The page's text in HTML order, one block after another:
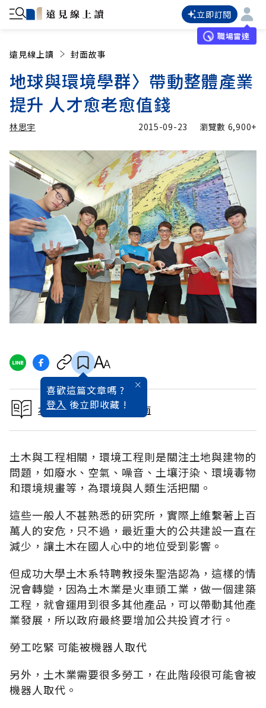
立即訂閱
職場雷達
遠見線上讀 封面故事
地球與環境學群〉帶動整體產業
提升 人才愈老愈值錢
林思宇
林思宇 加入追蹤
2015-09-23 瀏覽數 6,900+
喜歡這篇文章嗎 ?
登入 後立即收藏 !
本文出自2016研究所指南
土木與工程相關，環境工程則是關注土地與建物的
問題，如廢水、空氣、噪音、土壤汙染、環境毒物
和環境規畫等，為環境與人類生活把關。
這些一般人不甚熟悉的研究所，實際上維繫著上百
萬人的安危，只不過，最近重大的公共建設一直在
減少，讓土木在國人心中的地位受到影響。
但成功大學土木系特聘教授朱聖浩認為，這樣的情
況會轉變，因為土木業是火車頭工業，做一個建築
工程，就會運用到很多其他產品，可以帶動其他產
業發展，所以政府最終要增加公共投資才行。
勞工吃緊 可能被機器人取代
另外，土木業需要很多勞工，在此階段很可能會被
機器人取代。